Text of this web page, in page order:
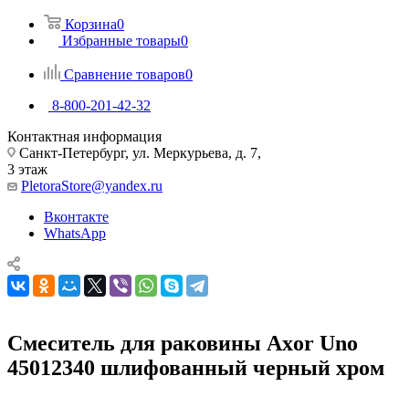
Корзина0
Избранные товары0
Сравнение товаров0
8-800-201-42-32
Контактная информация
Санкт-Петербург, ул. Меркурьева, д. 7,
3 этаж
PletoraStore@yandex.ru
Вконтакте
WhatsApp
Смеситель для раковины Axor Uno
45012340 шлифованный черный хром